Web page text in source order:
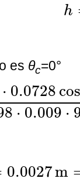
h
es θc=0°
⋅ 0.0728 cos
⋅ 0.009 ⋅
0.0728cos
0.0027m